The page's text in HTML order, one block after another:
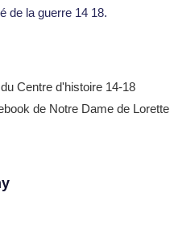
de la guerre 14 18.
Centre d'histoire 14-18
de Notre Dame de Lorette